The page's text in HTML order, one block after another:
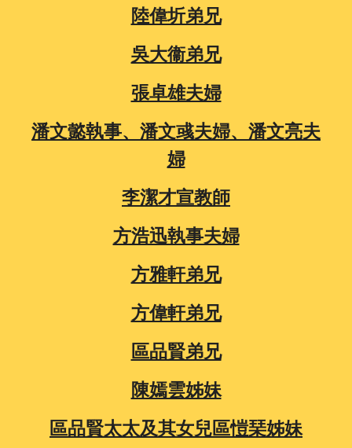
陸偉圻弟兄
吳大衞弟兄
張卓雄夫婦
潘文懿執事、潘文彧夫婦、潘文亮夫
婦
李潔才宣教師
方浩迅執事夫婦
方雅軒弟兄
方偉軒弟兄
區品賢弟兄
陳嫣雲姊妹
區品賢太太及其女兒區愷琹姊妹